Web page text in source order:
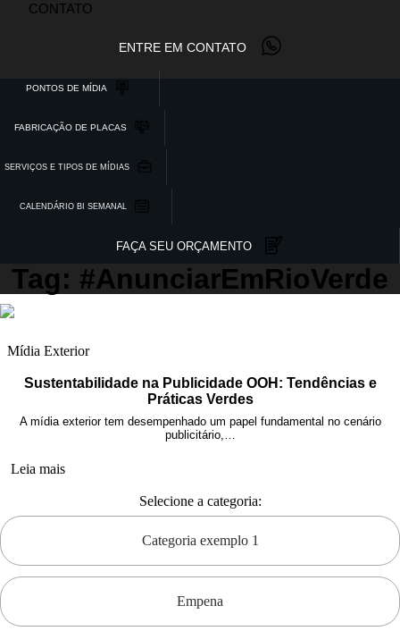
CONTATO
ENTRE EM CONTATO
PONTOS DE MÍDIA
FABRICAÇÃO DE PLACAS
SERVIÇOS E TIPOS DE MÍDIAS
CALENDÁRIO BI SEMANAL
FAÇA SEU ORÇAMENTO
Tag: #AnunciarEmRioVerde
Mídia Exterior
Sustentabilidade na Publicidade OOH: Tendências e
Práticas Verdes
A mídia exterior tem desempenhado um papel fundamental no cenário
publicitário,…
Leia mais
Selecione a categoria:
Categoria exemplo 1
Empena